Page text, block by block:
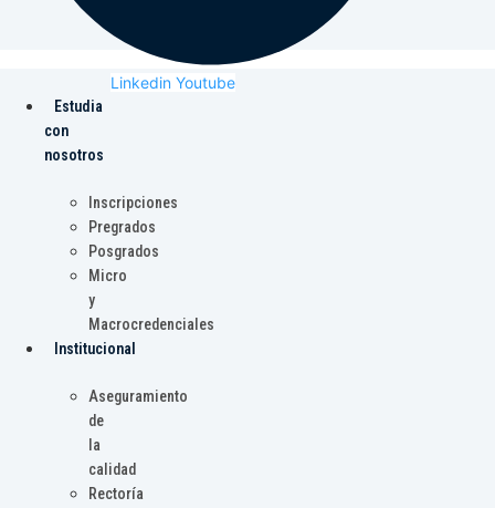
Linkedin Youtube
Estudia
con
nosotros
Inscripciones
Pregrados
Posgrados
Micro
y
Macrocredenciales
Institucional
Aseguramiento
de
la
calidad
Rectoría